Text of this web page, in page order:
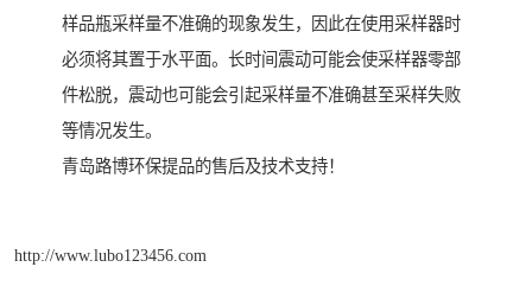
样品瓶采样量不准确的现象发生，因此在使用采样器时
必须将其置于水平面。长时间震动可能会使采样器零部
件松脱，震动也可能会引起采样量不准确甚至采样失败
等情况发生。
青岛路博环保提品的售后及技术支持！
http://www.lubo123456.com